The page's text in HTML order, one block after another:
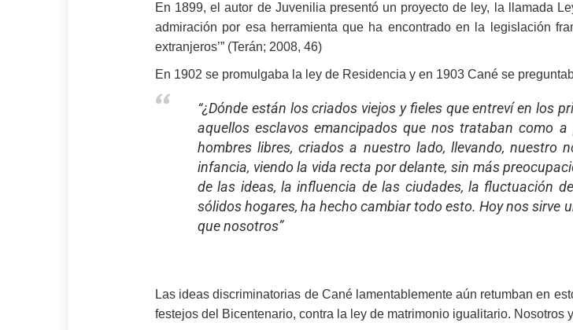
En 1899, el autor de Juvenilia presentó un proyecto de ley, la llamada
admiración por esa herramienta que ha encontrado en la legislación
extranjeros’” (Terán; 2008, 46)
En 1902 se promulgaba la ley de Residencia y en 1903 Cané se
“¿Dónde están los criados viejos y fieles que entreví en los
aquellos esclavos emancipados que nos trataban como
hombres libres, criados a nuestro lado, llevando, nuestro
infancia, viendo la vida recta por delante, sin más
de las ideas, la influencia de las ciudades, la fluctuación
sólidos hogares, ha hecho cambiar todo esto. Hoy nos sirve
que nosotros”
Las ideas discriminatorias de Cané lamentablemente aún retumban en
festejos del Bicentenario, contra la ley de matrimonio igualitario. Nosotros